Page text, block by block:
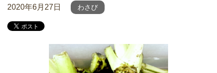
2020年6月27日 わさび